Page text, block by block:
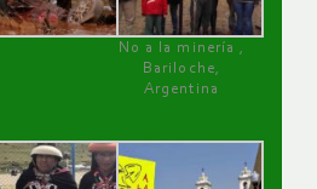
No a la minería ,
Bariloche,
Argentina